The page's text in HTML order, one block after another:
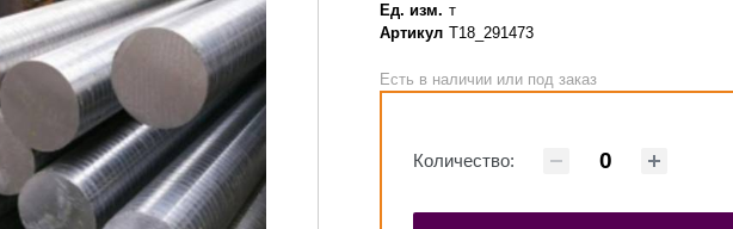
Ед. изм. т
Артикул Т18_291473
Есть в наличии или под заказ
Количество: